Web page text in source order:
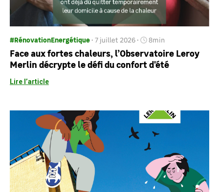
#RénovationEnergétique 7 juillet 2026 8min
Face aux fortes chaleurs, l’Observatoire Leroy
Merlin décrypte le défi du confort d'été
Lire l’article